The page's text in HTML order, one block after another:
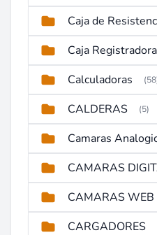
Caja de
Calculadoras
CALDERAS (5)
Camaras
CAMARAS
CAMARAS WEB
CARGADORES